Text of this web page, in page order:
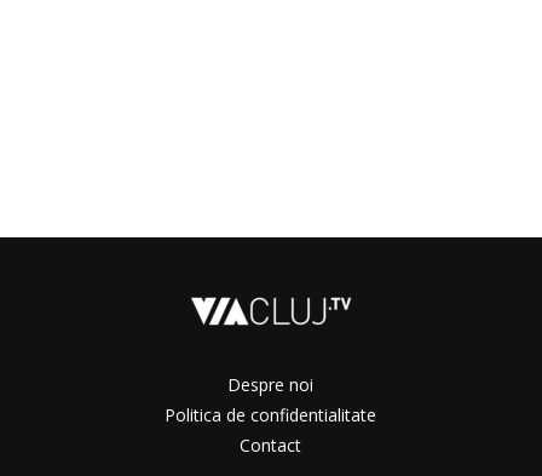
Despre noi
Politica de confidentialitate
Contact